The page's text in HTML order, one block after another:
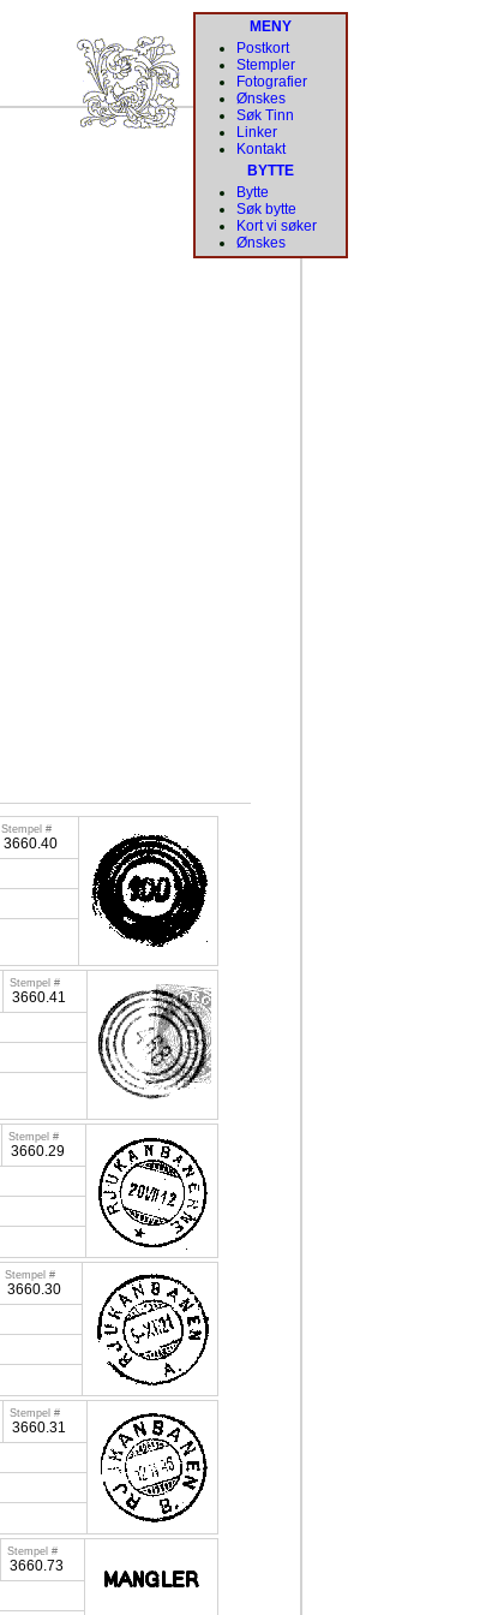
Stempel #
3660.40
Stempel #
3660.41
Stempel #
3660.29
Stempel #
3660.30
Stempel #
3660.31
Stempel #
3660.73
MENY
Postkort
Stempler
Fotografier
Ønskes
Søk Tinn
Linker
Kontakt
BYTTE
Bytte
Søk bytte
Kort vi søker
Ønskes